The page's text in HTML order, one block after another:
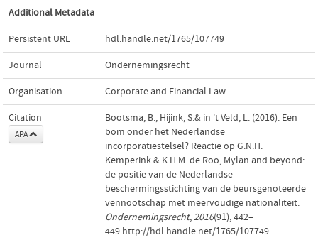
Additional Metadata
Persistent URL hdl.handle.net/1765/107749
Journal Ondernemingsrecht
Organisation Corporate and Financial Law
Citation
APA
Bootsma, B., Hijink, S.& in 't Veld, L. (2016). Een
bom onder het Nederlandse
incorporatiestelsel? Reactie op G.N.H.
Kemperink & K.H.M. de Roo, Mylan and beyond:
de positie van de Nederlandse
beschermingsstichting van de beursgenoteerde
vennootschap met meervoudige nationaliteit.
Ondernemingsrecht,2016(91), 442–
449.http://hdl.handle.net/1765/107749